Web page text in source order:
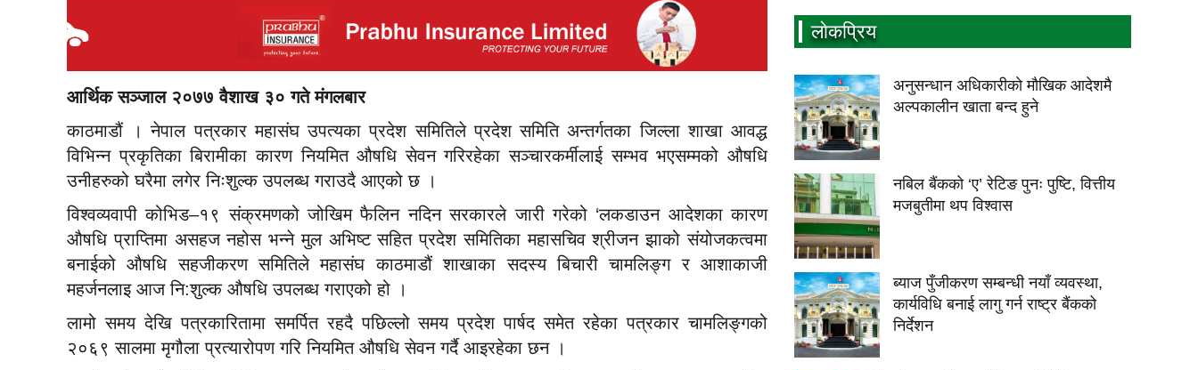
आर्थिक सञ्जाल २०७७ वैशाख ३० गते मंगलबार
काठमाडौं । नेपाल पत्रकार महासंघ उपत्यका प्रदेश समितिले प्रदेश समिति अन्तर्गतका जिल्ला शाखा आवद्ध
विभिन्न प्रकृतिका बिरामीका कारण नियमित औषधि सेवन गरिरहेका सञ्चारकर्मीलाई सम्भव भएसम्मको औषधि
उनीहरुको घरैमा लगेर निःशुल्क उपलब्ध गराउदै आएको छ ।
विश्वव्यवापी कोभिड–१९ संक्रमणको जोखिम फैलिन नदिन सरकारले जारी गरेको ‘लकडाउन आदेशका कारण
औषधि प्राप्तिमा असहज नहोस भन्ने मुल अभिष्ट सहित प्रदेश समितिका महासचिव श्रीजन झाको संयोजकत्वमा
बनाईको औषधि सहजीकरण समितिले महासंघ काठमाडौं शाखाका सदस्य बिचारी चामलिङ्ग र आशाकाजी
महर्जनलाइ आज नि:शुल्क औषधि उपलब्ध गराएको हो ।
लामो समय देखि पत्रकारितामा समर्पित रहदै पछिल्लो समय प्रदेश पार्षद समेत रहेका पत्रकार चामलिङ्गको
२०६९ सालमा मृगौला प्रत्यारोपण गरि नियमित औषधि सेवन गर्दै आइरहेका छन ।
लाेकप्रिय
अनुसन्धान अधिकारीकाे माैखिक आदेशमै
अल्पकालीन खाता बन्द हुने
नबिल बैंकको ‘ए’ रेटिङ पुनः पुष्टि, वित्तीय
मजबुतीमा थप विश्वास
ब्याज पुँजीकरण सम्बन्धी नयाँ व्यवस्था,
कार्यविधि बनाई लागु गर्न राष्ट्र बैंकको
निर्देशन